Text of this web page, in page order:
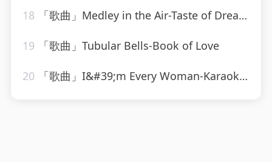
18 「歌曲」Medley in the Air-Taste of Dream、Carly Harvey
19 「歌曲」Tubular Bells-Book of Love
20 「歌曲」I&#39;m Every Woman-Karaoke Diamonds